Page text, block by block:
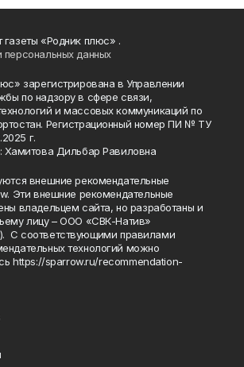
«Родник плюс» .
данных
зарегистрирована в Управлении
по надзору в сфере связи,
и массовых коммуникаций по
Регистрационный номер ПИ № ТУ
г.
Хамитова Дильбар Равиловна
внешние рекомендательные
Эти внешние рекомендательные
владельцем сайта, но разработаны и
лицу – ООО «СВК-Натив»
С соответствующими правилами
технологий можно
https://sparrow.ru/recommendation-